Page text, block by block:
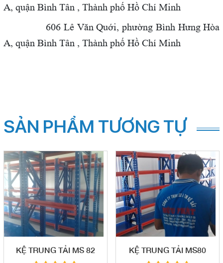
A, quận Bình Tân , Thành phố Hồ Chí Minh
606 Lê Văn Quới, phường Bình Hưng Hòa
A, quận Bình Tân , Thành phố Hồ Chí Minh
SẢN PHẨM TƯƠNG TỰ
KỆ TRUNG TẢI MS 82 KỆ TRUNG TẢI MS80